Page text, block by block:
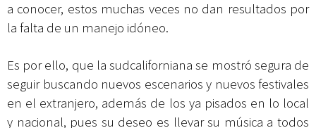
a conocer, estos muchas veces no dan resultados por
la falta de un manejo idóneo.
Es por ello, que la sudcaliforniana se mostró segura de
seguir buscando nuevos escenarios y nuevos festivales
en el extranjero, además de los ya pisados en lo local
y nacional, pues su deseo es llevar su música a todos